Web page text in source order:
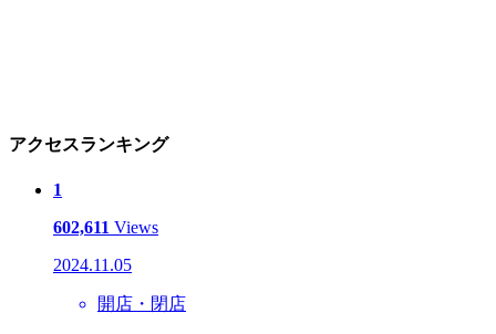
アクセスランキング
1
602,611 Views
2024.11.05
開店・閉店